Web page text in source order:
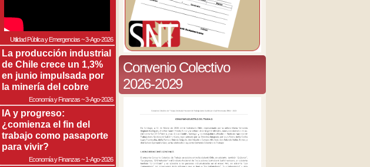
Utilidad Pública y Emergencias~3-Ago-2026
La producción industrial
de Chile crece un 1,3%
en junio impulsada por
la minería del cobre
Economía y Finanzas~3-Ago-2026
IA y progreso:
¿comienza el fin del
trabajo como pasaporte
para vivir?
Economía y Finanzas~1-Ago-2026
Convenio Colectivo
2026-2029